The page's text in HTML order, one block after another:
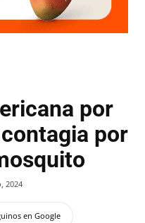
por
por
2024
en Google